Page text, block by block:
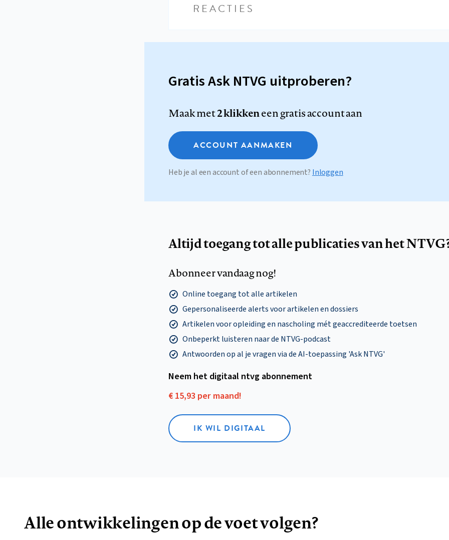
REACTIES
Gratis Ask NTVG uitproberen?
Maak met2 klikkeneen gratis account aan
ACCOUNT AANMAKEN
Heb je al een account of een abonnement? Inloggen
Altijd toegang tot alle publicaties van het
Abonneer vandaag nog!
Online toegang tot alle artikelen
Gepersonaliseerde alerts voor artikelen en dossiers
Artikelen voor opleiding en nascholing mét geaccrediteerde toetsen
Onbeperkt luisteren naar de NTVG-podcast
Antwoorden op al je vragen via de AI-toepassing 'Ask NTVG'
Neem het digitaal ntvg abonnement
€ 15,93 per maand!
IK WIL DIGITAAL
Alle ontwikkelingen op de voet volgen?